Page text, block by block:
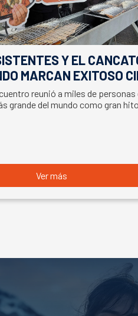
Y EL
MARCAN EXITOSO
reunió a miles de personas
grande del mundo como gran
Ver más